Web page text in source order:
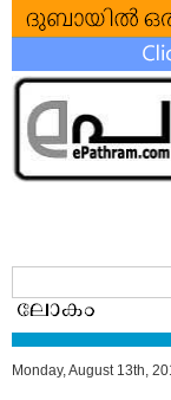
Monday, August 13th,